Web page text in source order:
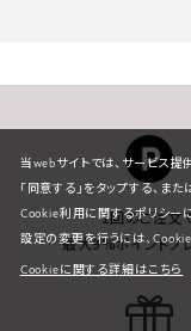
1回のご注文
最大9%ポイントプ
当webサイトでは、サービス提
「同意する」をタップする、ま
Cookie利用に関するポリシー
設定の変更を行うには、
Cookieに関する詳細はこちら